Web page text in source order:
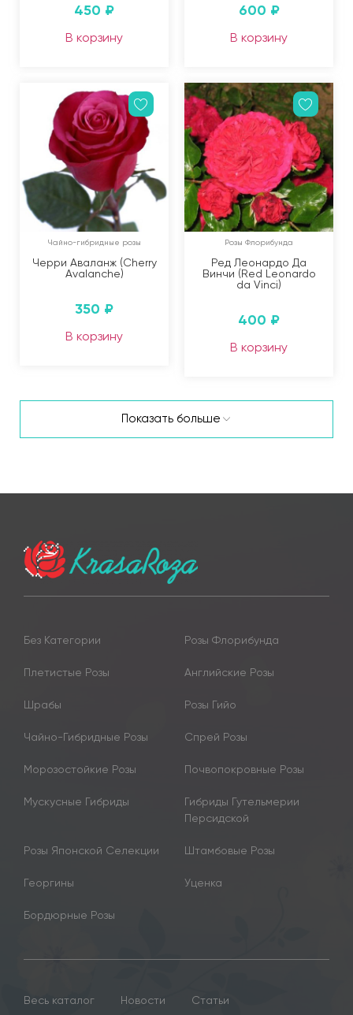
450 ₽
В корзину
600 ₽
В корзину
Чайно-гибридные розы
Черри Аваланж (Cherry
Avalanche)
350 ₽
В корзину
Розы Флорибунда
Ред Леонардо Да
Винчи (Red Leonardo
da Vinci)
400 ₽
В корзину
Показать больше
Без Категории Розы Флорибунда
Плетистые Розы Английские Розы
Шрабы Розы Гийо
Чайно-Гибридные Розы Спрей Розы
Морозостойкие Розы Почвопокровные Розы
Мускусные Гибриды
Гибриды Гутельмерии
Персидской
Розы Японской Селекции Штамбовые Розы
Георгины Уценка
Бордюрные Розы
Весь каталог Новости Статьи